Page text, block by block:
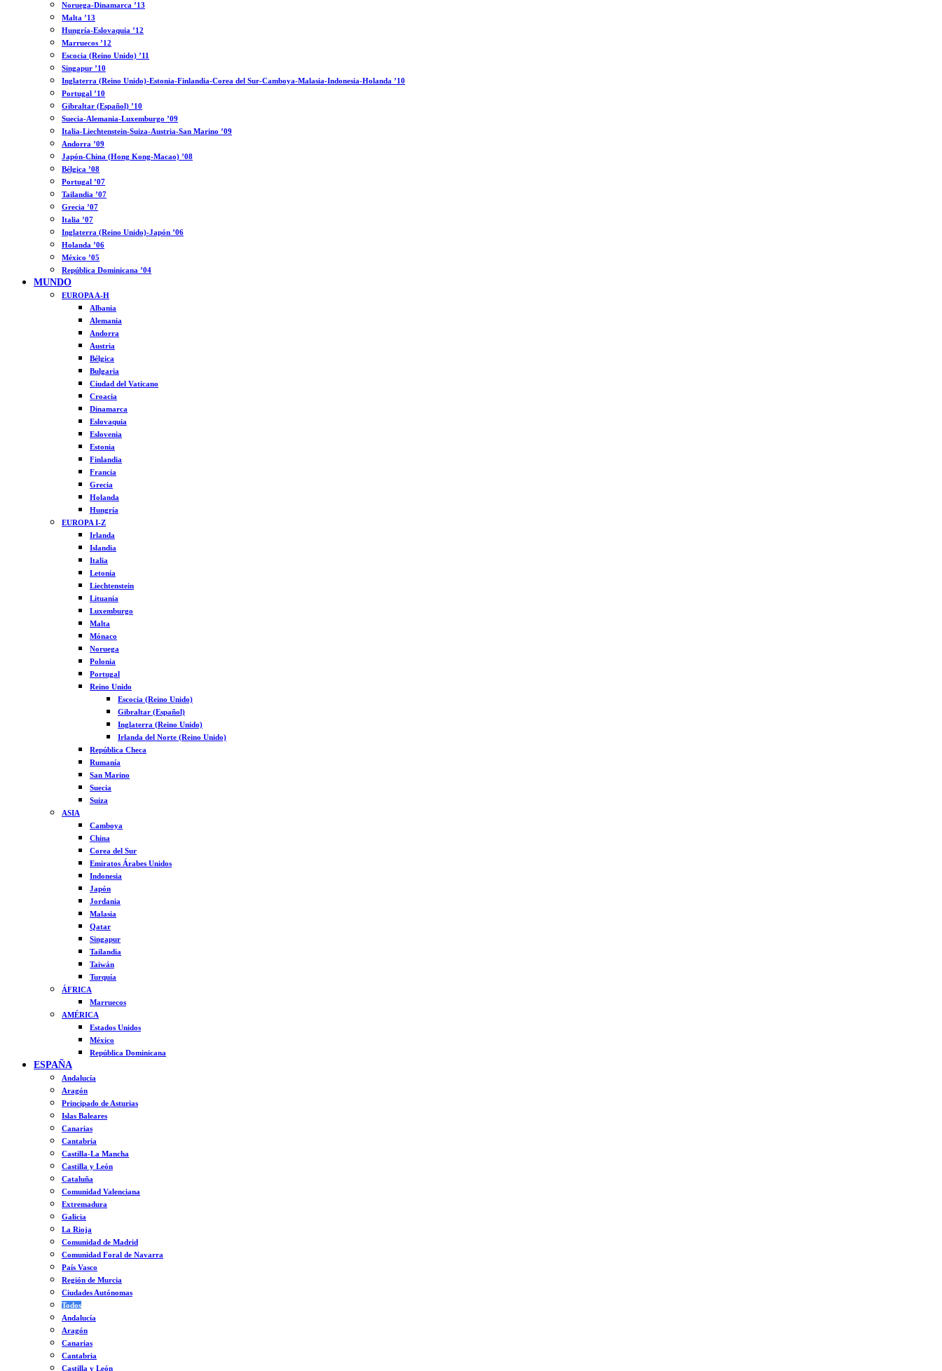
Noruega-Dinamarca ’13
Malta ’13
Hungría-Eslovaquia ’12
Marruecos ’12
Escocia (Reino Unido) ’11
Singapur ’10
Inglaterra (Reino Unido)-Estonia-Finlandia-Corea del Sur-Camboya-Malasia-Indonesia-Holanda ’10
Portugal ’10
Gibraltar (Español) ’10
Suecia-Alemania-Luxemburgo ’09
Italia-Liechtenstein-Suiza-Austria-San Marino ’09
Andorra ’09
Japón-China (Hong Kong-Macao) ’08
Bélgica ’08
Portugal ’07
Tailandia ’07
Grecia ’07
Italia ’07
Inglaterra (Reino Unido)-Japón ’06
Holanda ’06
México ’05
República Dominicana ’04
MUNDO
EUROPA A-H
Albania
Alemania
Andorra
Austria
Bélgica
Bulgaria
Ciudad del Vaticano
Croacia
Dinamarca
Eslovaquia
Eslovenia
Estonia
Finlandia
Francia
Grecia
Holanda
Hungría
EUROPA I-Z
Irlanda
Islandia
Italia
Letonia
Liechtenstein
Lituania
Luxemburgo
Malta
Mónaco
Noruega
Polonia
Portugal
Reino Unido
Escocia (Reino Unido)
Gibraltar (Español)
Inglaterra (Reino Unido)
Irlanda del Norte (Reino Unido)
República Checa
Rumanía
San Marino
Suecia
Suiza
ASIA
Camboya
China
Corea del Sur
Emiratos Árabes Unidos
Indonesia
Japón
Jordania
Malasia
Qatar
Singapur
Tailandia
Taiwán
Turquía
ÁFRICA
Marruecos
AMÉRICA
Estados Unidos
México
República Dominicana
ESPAÑA
Andalucía
Aragón
Principado de Asturias
Islas Baleares
Canarias
Cantabria
Castilla-La Mancha
Castilla y León
Cataluña
Comunidad Valenciana
Extremadura
Galicia
La Rioja
Comunidad de Madrid
Comunidad Foral de Navarra
País Vasco
Región de Murcia
Ciudades Autónomas
Todos
Andalucía
Aragón
Canarias
Cantabria
Castilla y León